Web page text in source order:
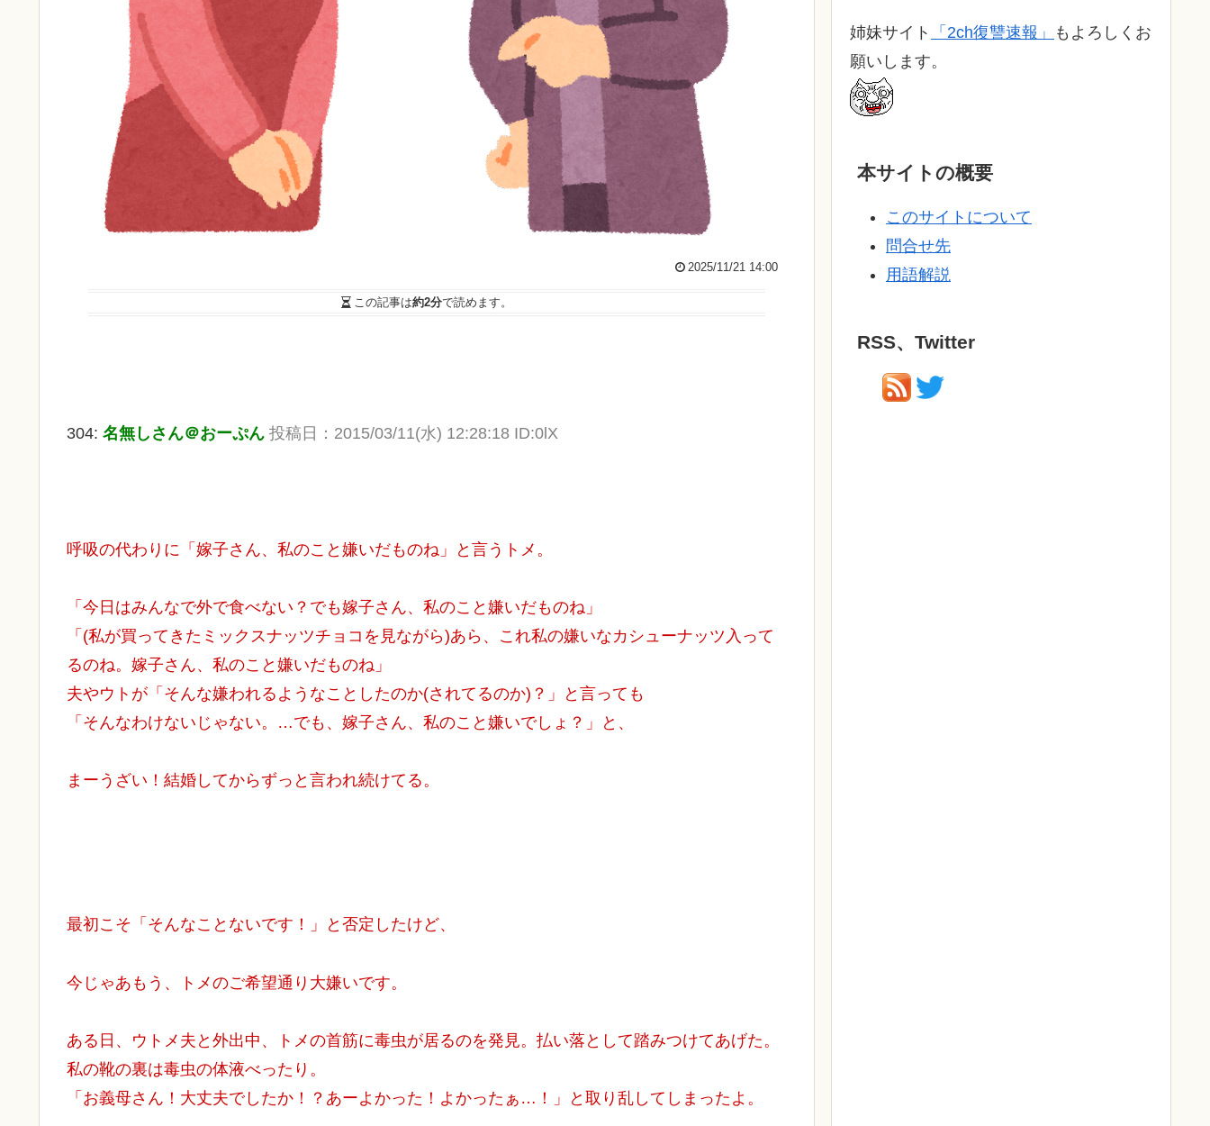
2025/11/21 14:00
この記事は約2分で読めます。
304: 名無しさん＠おーぷん 投稿日：2015/03/11(水) 12:28:18 ID:0lX
呼吸の代わりに「嫁子さん、私のこと嫌いだものね」と言うトメ。
「今日はみんなで外で食べない？でも嫁子さん、私のこと嫌いだものね」
「(私が買ってきたミックスナッツチョコを見ながら)あら、これ私の嫌いなカシューナッツ入って
るのね。嫁子さん、私のこと嫌いだものね」
夫やウトが「そんな嫌われるようなことしたのか(されてるのか)？」と言っても
「そんなわけないじゃない。…でも、嫁子さん、私のこと嫌いでしょ？」と、
まーうざい！結婚してからずっと言われ続けてる。
最初こそ「そんなことないです！」と否定したけど、
今じゃあもう、トメのご希望通り大嫌いです。
ある日、ウトメ夫と外出中、トメの首筋に毒虫が居るのを発見。払い落として踏みつけてあげた。
私の靴の裏は毒虫の体液べったり。
「お義母さん！大丈夫でしたか！？あーよかった！よかったぁ…！」と取り乱してしまったよ。
姉妹サイト 「2ch復讐速報」
もよろしくお
願いします。
本サイトの概要
このサイトについて
問合せ先
用語解説
RSS、Twitter